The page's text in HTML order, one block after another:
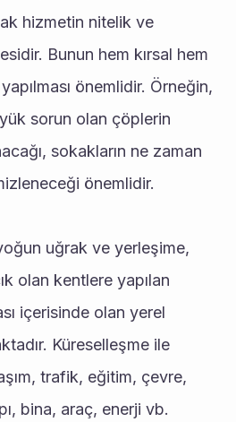
hizmetin nitelik ve
Bunun hem kırsal hem
önemlidir. Örneğin,
sorun olan çöplerin
sokakların ne zaman
önemlidir.
uğrak ve yerleşime,
olan kentlere yapılan
içerisinde olan yerel
Küreselleşme ile
trafik, eğitim, çevre,
bina, araç, enerji vb.